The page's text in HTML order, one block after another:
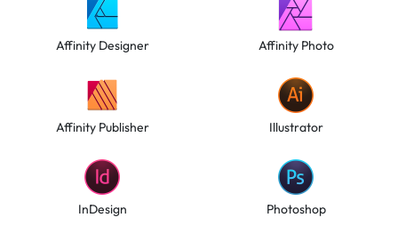
Affinity Designer Affinity Photo
Affinity Publisher Illustrator
InDesign Photoshop